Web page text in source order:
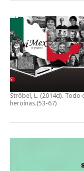
Ströbel, L. (2014d). Todo
heroínas.(53-67)